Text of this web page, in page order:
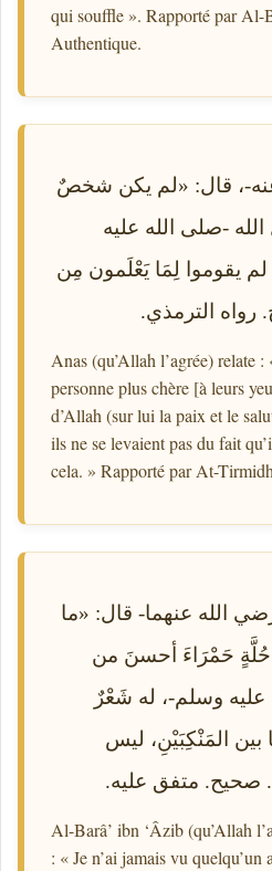
qui souffle ». Rapporté par
Authentique.
، قال: «لم يكن شخصٌ
-صلى الله عليه
لم يقوموا لِمَا يَعْلَمون مِن
رواه الترمذي.
Anas (qu’Allah l’agrée) relate
personne plus chère [à leurs
d’Allah (sur lui la paix et le
ils ne se levaient pas du fait
cela. » Rapporté par At-
الله عنهما- قال: «ما
حَمْرَاءَ أحسنَ من
وسلم-، له شَعْرٌ
بين المَنْكِبَيْنِ، ليس
صحيح. متفق عليه.
Al-Barâ’ ibn ‘Âzib (qu’Allah
: « Je n’ai jamais vu quelqu’un